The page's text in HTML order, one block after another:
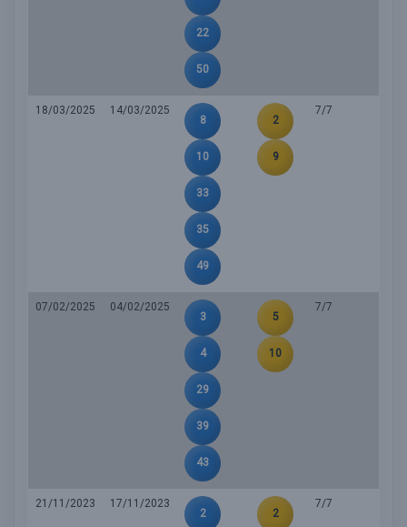
22
50
18/03/2025
14/03/2025
8
10
33
35
49
2
9
7/7
07/02/2025
04/02/2025
3
4
29
39
43
5
10
7/7
21/11/2023
17/11/2023
2
2
7/7